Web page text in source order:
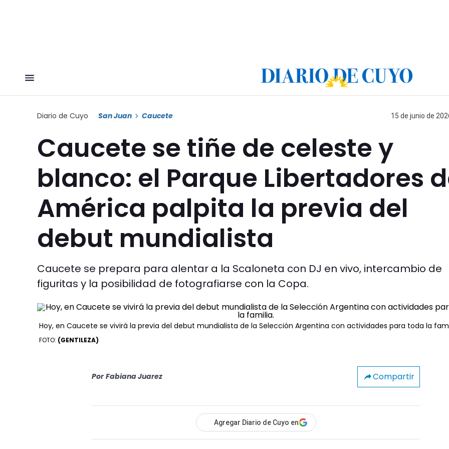
Diario de Cuyo San Juan Caucete 15 de junio de
Caucete se tiñe de celeste y
blanco: el Parque Libertadores
América palpita la previa del
debut mundialista
Caucete se prepara para alentar a la Scaloneta con DJ en vivo, intercambio de
figuritas y la posibilidad de fotografiarse con la Copa.
Hoy, en Caucete se vivirá la previa del debut mundialista de la Selección Argentina con actividades para toda la
FOTO: (GENTILEZA)
Por Fabiana Juarez Compartir
Agregar Diario de Cuyo en